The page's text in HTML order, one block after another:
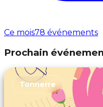
Ce mois78 événements
Prochain
Tonnerre